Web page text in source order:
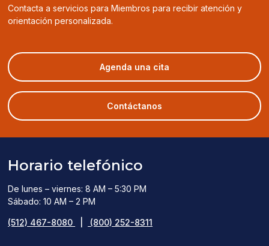
Contacta a servicios para Miembros para recibir atención y
orientación personalizada.
Agenda una cita
in
a
Contáctanos
Horario telefónico
De lunes – viernes: 8 AM – 5:30 PM
Sábado: 10 AM – 2 PM
(512) 467-8080 (800) 252-8311